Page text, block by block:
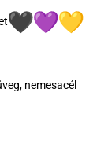
nemesacél